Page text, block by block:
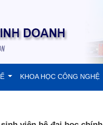
KHOA HỌC CÔNG NGHỆ